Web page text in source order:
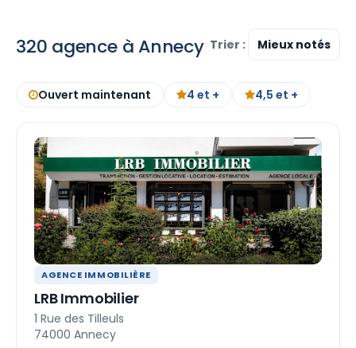
320 agence à Annecy Trier :
Ouvert maintenant 4 et + 4,5 et +
AGENCE IMMOBILIÈRE
LRB Immobilier
1 Rue des Tilleuls
74000 Annecy